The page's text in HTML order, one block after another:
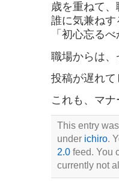
歳を重ねて、
誰に気兼ね
「初心忘る
職場からは
投稿が遅れて
これも、マナ
This entry
under ichiro.
2.0feed. You
currently not